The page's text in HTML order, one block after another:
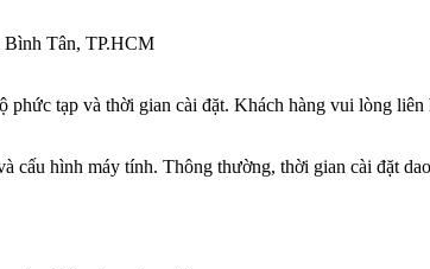
Tân, TP.HCM
phức tạp và thời gian cài đặt. Khách hàng vui lòng
cấu hình máy tính. Thông thường, thời gian cài đặt